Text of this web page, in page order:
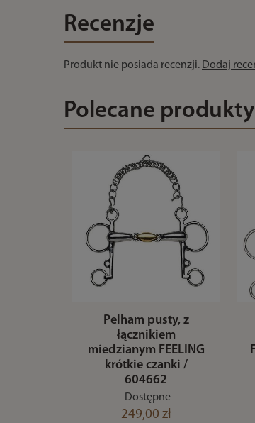
Recenzje
Produkt nie posiada recenzji. Dodaj
Polecane produkty
Pelham pusty, z
łącznikiem
miedzianym FEELING
krótkie czanki /
604662
Dostępne
249,00 zł